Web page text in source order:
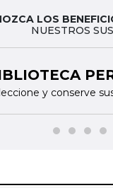
LOS
NUESTROS
y conserve